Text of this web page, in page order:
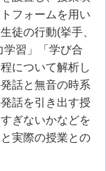
フォームを用い
徒の行動(挙手、
学習」「学び合
について解析し
話と無音の時系
話を引き出す授
ぎないかなどを
実際の授業との